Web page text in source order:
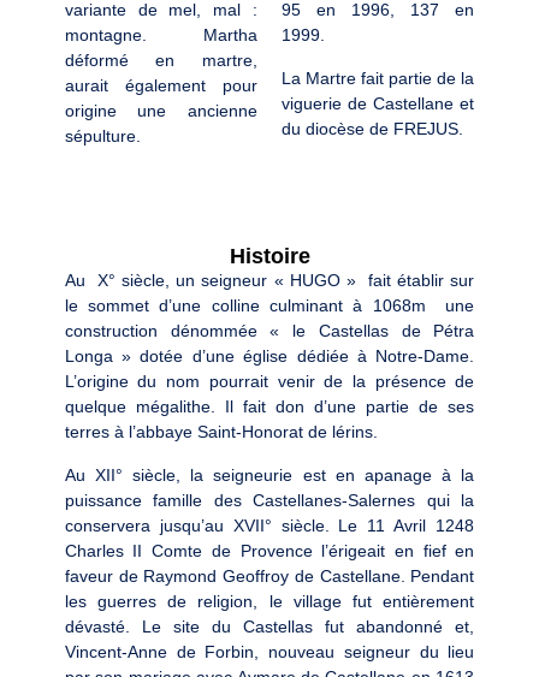
variante de mel, mal :
montagne. Martha
déformé en martre,
aurait également pour
origine une ancienne
sépulture.
95 en 1996, 137 en
1999.
La Martre fait partie de la
viguerie de Castellane et
du diocèse de FREJUS.
Histoire
Au X° siècle, un seigneur « HUGO » fait établir sur
le sommet d’une colline culminant à 1068m une
construction dénommée « le Castellas de Pétra
Longa » dotée d’une église dédiée à Notre-Dame.
L’origine du nom pourrait venir de la présence de
quelque mégalithe. Il fait don d’une partie de ses
terres à l’abbaye Saint-Honorat de lérins.
Au XII° siècle, la seigneurie est en apanage à la
puissance famille des Castellanes-Salernes qui la
conservera jusqu’au XVII° siècle. Le 11 Avril 1248
Charles II Comte de Provence l’érigeait en fief en
faveur de Raymond Geoffroy de Castellane. Pendant
les guerres de religion, le village fut entièrement
dévasté. Le site du Castellas fut abandonné et,
Vincent-Anne de Forbin, nouveau seigneur du lieu